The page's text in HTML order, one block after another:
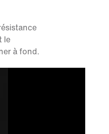
le
à fond.